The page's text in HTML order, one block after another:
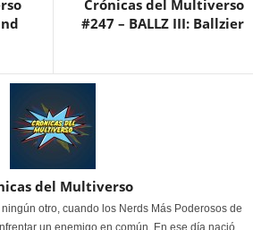
Crónicas del Multiverso
#247 – BALLZ III: Ballzier
del Multiverso
otro, cuando los Nerds Más Poderosos de
un enemigo en común. En ese día nació